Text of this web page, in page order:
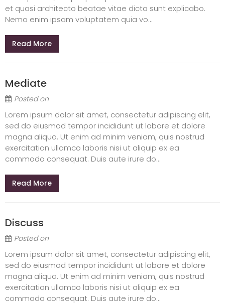
et quasi architecto beatae vitae dicta sunt explicabo.
Nemo enim ipsam voluptatem quia vo...
Read More
Mediate
Posted on
Lorem ipsum dolor sit amet, consectetur adipiscing elit,
sed do eiusmod tempor incididunt ut labore et dolore
magna aliqua. Ut enim ad minim veniam, quis nostrud
exercitation ullamco laboris nisi ut aliquip ex ea
commodo consequat. Duis aute irure do...
Read More
Discuss
Posted on
Lorem ipsum dolor sit amet, consectetur adipiscing elit,
sed do eiusmod tempor incididunt ut labore et dolore
magna aliqua. Ut enim ad minim veniam, quis nostrud
exercitation ullamco laboris nisi ut aliquip ex ea
commodo consequat. Duis aute irure do...